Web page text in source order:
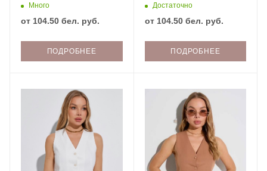
Много
от 104.50 бел. руб.
ПОДРОБНЕЕ
Достаточно
от 104.50 бел. руб.
ПОДРОБНЕЕ